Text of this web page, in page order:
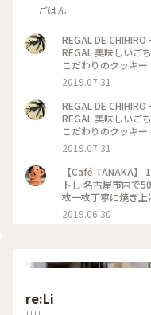
ごはん
REGAL DE CHIHIRO 一枚一枚手作りして丹念に焼き上げた
REGAL 美味しいご
こだわりのクッキー 物語が始まりそうな可愛い缶に入った美
味しい 贈り物 全部美味しいクッ
サブレ ディアマン
ぷりにザックリした
ょっぱさがたまらな
りがとう
2019.07.31
REGAL DE CHIHIRO 一枚一枚手作りして丹念に焼き上げた
REGAL 美味しいご
こだわりのクッキー 物語が始まりそうな可愛い缶に入った美
味しい 贈り物 毎日楽しんで頂きました まりこさんありがとう
ございました #あり
2019.07.31
【Café TANAKA】
トし 名古屋市内で
枚一枚丁寧に焼き
クッキー 「REGAL
で 「美味しいごち
ントになっていてビ
ございました☘ #カ
2019.06.30
re:Li